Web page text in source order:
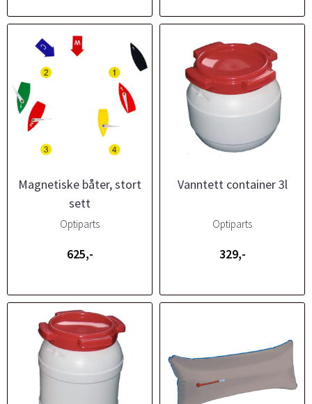
Magnetiske båter, stort
sett
Optiparts
625,-
Vanntett container 3l
Optiparts
329,-